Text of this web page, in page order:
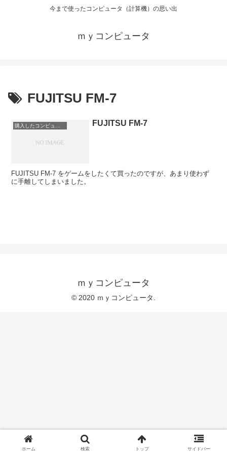
今まで使ったコンピュータ（計算機）の思い出
ｍｙコンピュータ
FUJITSU FM-7
FUJITSU FM-7
FUJITSU FM-7 をゲームをしたくて買ったのですが、あまり使わず
に手離してしまいました。
ｍｙコンピュータ
© 2020 ｍｙコンピュータ.
ホーム 検索 トップ サイドバー